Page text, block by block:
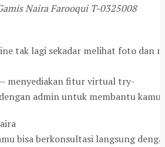
Naira Farooqui T-0325008
tak lagi sekadar melihat foto dan
menyediakan fitur virtual try-
admin untuk membantu
bisa berkonsultasi langsung